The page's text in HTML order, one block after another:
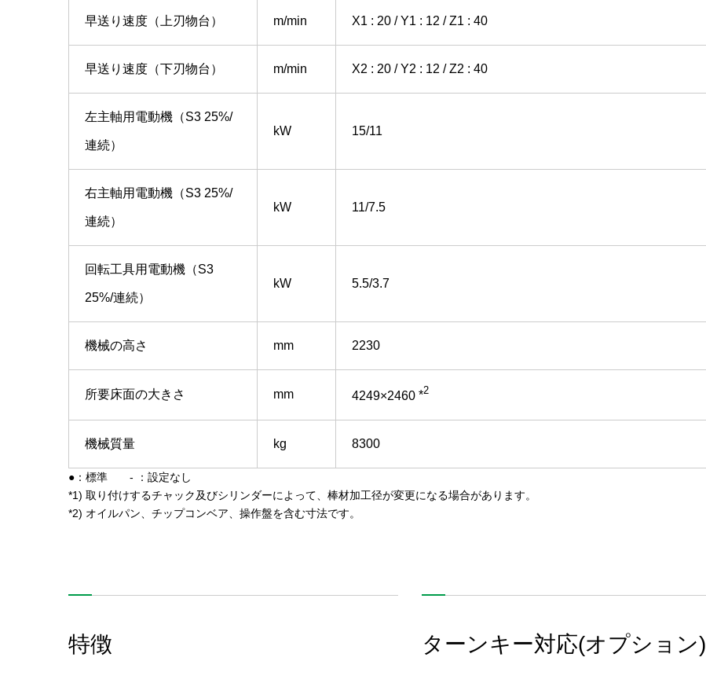
早送り速度（上刃物台） m/min X1 : 20 / Y1 : 12 / Z1 : 40
早送り速度（下刃物台） m/min X2 : 20 / Y2 : 12 / Z2 : 40
左主軸用電動機（S3 25%/
連続）
kW 15/11
右主軸用電動機（S3 25%/
連続）
kW 11/7.5
回転工具用電動機（S3
25%/連続）
kW 5.5/3.7
機械の高さ mm 2230
所要床面の大きさ mm 4249×2460 *2
機械質量 kg 8300
●：標準 - ：設定なし
*1) 取り付けするチャック及びシリンダーによって、棒材加工径が変更になる場合があります。
*2) オイルパン、チップコンベア、操作盤を含む寸法です。
特徴 ターンキー対応(オプション)